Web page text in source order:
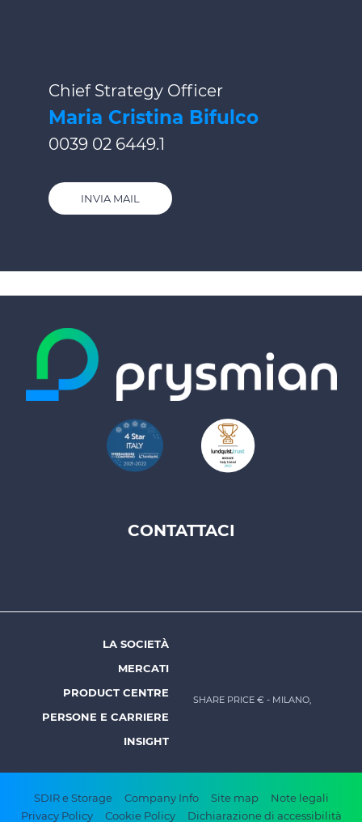
Chief Strategy Officer
Maria Cristina Bifulco
0039 02 6449.1
INVIA MAIL
Prysmian
CONTATTACI
Footer
menu
-
Prysmian
LA SOCIETÀ
MERCATI
PRODUCT CENTRE
PERSONE E CARRIERE
INSIGHT
SHARE PRICE € - MILANO,
Footer
SDIR e Storage Company Info Site map
Note legali
Privacy Policy
Cookie Policy Dichiarazione di accessibilità